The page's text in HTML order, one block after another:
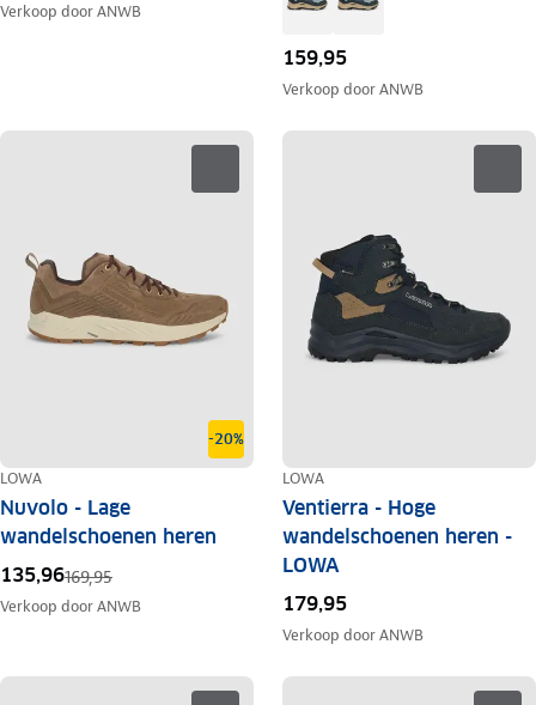
Verkoop doorANWB
159,95
Verkoop doorANWB
-20%
LOWA
Nuvolo - Lage
wandelschoenen heren
135,96169,95
Verkoop doorANWB
LOWA
Ventierra - Hoge
wandelschoenen heren -
LOWA
179,95
Verkoop doorANWB